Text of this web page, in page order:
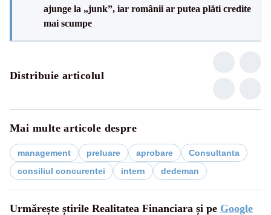
ajunge la „junk”, iar românii ar putea plăti credite
mai scumpe
Distribuie articolul
Mai multe articole despre
management preluare aprobare
Consultanta
consiliul concurentei
intern dedeman
Urmărește știrile Realitatea Financiara și pe Google